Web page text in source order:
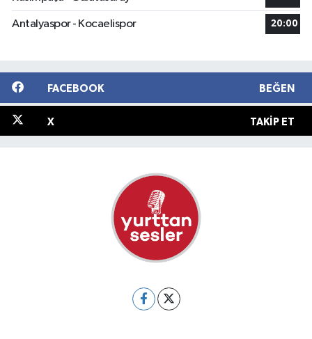
Antalyaspor - Kocaelispor 20:00
FACEBOOK BEĞEN
X TAKIP ET